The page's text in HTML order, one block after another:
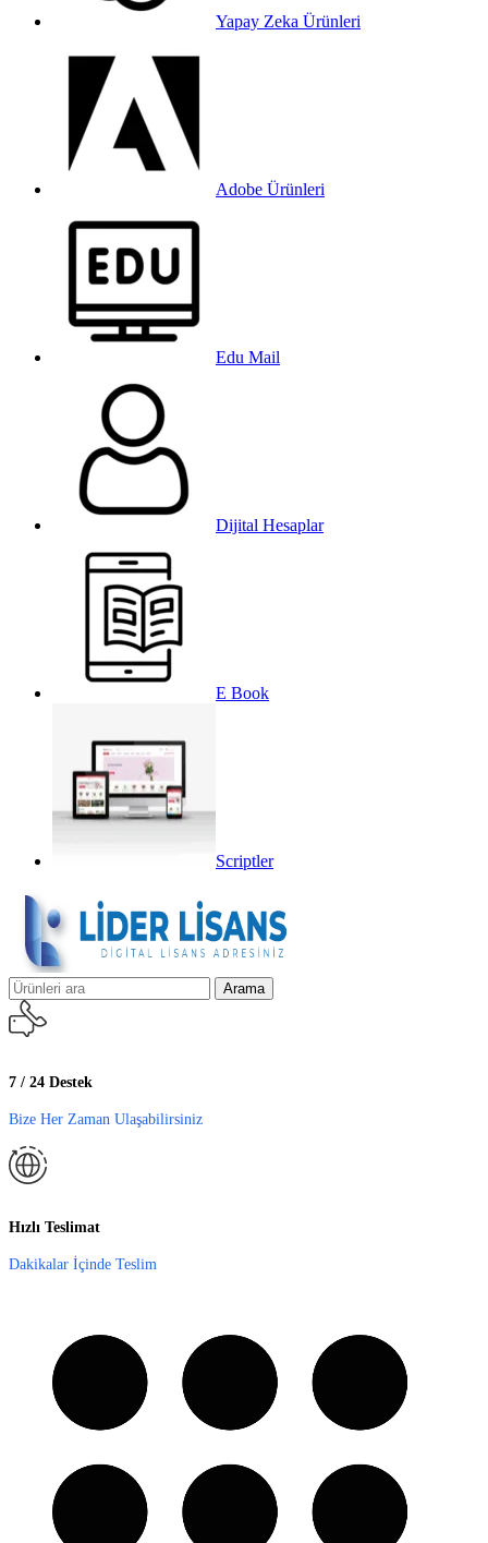
Yapay Zeka Ürünleri
Adobe Ürünleri
Edu Mail
Dijital Hesaplar
E Book
Scriptler
Arama
7 / 24 Destek
Bize Her Zaman Ulaşabilirsiniz
Hızlı Teslimat
Dakikalar İçinde Teslim